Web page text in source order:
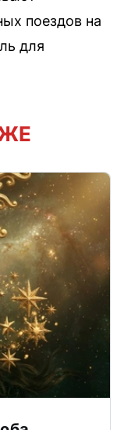
поездов на
для